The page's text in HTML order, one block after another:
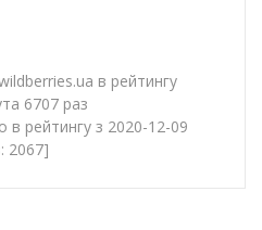
в рейтингу
6707 раз
в рейтингу з 2020-12-09
2067]